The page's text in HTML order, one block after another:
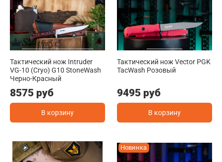
Тактический нож Intruder
VG-10 (Cryo) G10 StoneWash
Черно-Красный
8575 руб
В корзину
Тактический нож Vector PGK
TacWash Розовый
9495 руб
В корзину
Новинка